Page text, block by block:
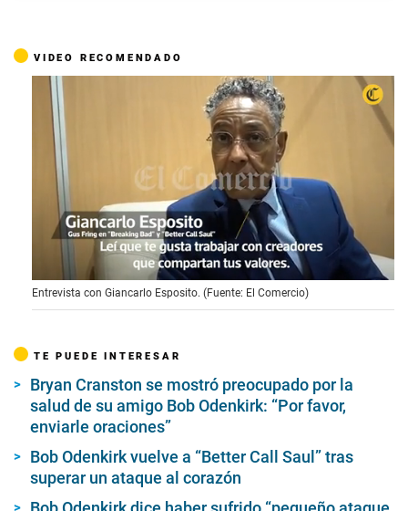
VIDEO RECOMENDADO
0
s
e
n
s
o
2
i
n
t
Entrevista con Giancarlo Esposito. (Fuente: El Comercio)
TE PUEDE INTERESAR
Bryan Cranston se mostró preocupado por la
salud de su amigo Bob Odenkirk: “Por favor,
enviarle oraciones”
Bob Odenkirk vuelve a “Better Call Saul” tras
superar un ataque al corazón